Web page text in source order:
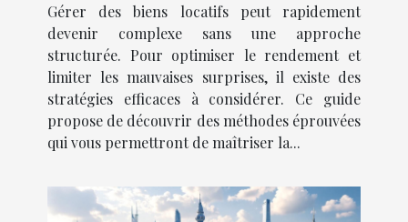
Gérer des biens locatifs peut rapidement
devenir complexe sans une approche
structurée. Pour optimiser le rendement et
limiter les mauvaises surprises, il existe des
stratégies efficaces à considérer. Ce guide
propose de découvrir des méthodes éprouvées
qui vous permettront de maîtriser la...